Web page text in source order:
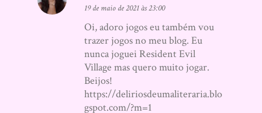
19 de maio de 2021 às 23:00
Oi, adoro jogos eu também vou
trazer jogos no meu blog. Eu
nunca joguei Resident Evil
Village mas quero muito jogar.
Beijos!
https://deliriosdeumaliteraria.blo
gspot.com/?m=1